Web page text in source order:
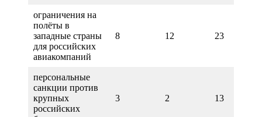
ограничения на
полёты в
западные страны
для российских
авиакомпаний
8 12 23
персональные
санкции против
крупных
российских
3 2 13